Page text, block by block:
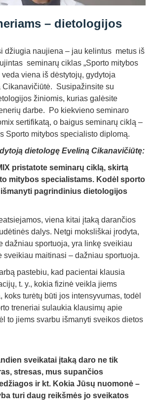
– dietologijos
džiugia naujiena – jau kelintus metus iš
seminarų ciklas „Sporto mitybos
veda viena iš dėstytojų, gydytoja
Cikanavičiūtė. Susipažinsite su
žiniomis, kurias galėsite
darbe. Po kiekvieno seminaro
sertifikatą, o baigus seminarų ciklą –
Sporto mitybos specialisto diplomą.
dietologę Eveliną Cikanavičiūtę:
pristatote seminarų ciklą, skirtą
mitybos specialistams. Kodėl sporto
pagrindinius dietologijos
viena kitai įtaką darančios
dalys. Netgi moksliškai įrodyta,
dažniau sportuoja, yra linkę sveikiau
sveikiau maitinasi – dažniau sportuoja.
pastebiu, kad pacientai klausia
t. y., kokia fizinė veikla jiems
koks turėtų būti jos intensyvumas, todėl
treneriai sulaukia klausimų apie
to jiems svarbu išmanyti sveikos dietos
sveikatai įtaką daro ne tik
stresas, mus supančios
ir kt. Kokia Jūsų nuomonė –
turi daug reikšmės jo sveikatos